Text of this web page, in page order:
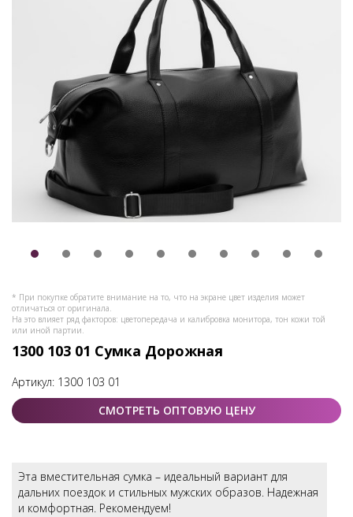
* При покупке обратите внимание на то, что на экране цвет изделия может
отличаться от оригинала.
На это влияет ряд факторов: цветопередача и калибровка монитора, тон кожи той
или иной партии.
1300 103 01 Сумка Дорожная
Артикул: 1300 103 01
СМОТРЕТЬ ОПТОВУЮ ЦЕНУ
Эта вместительная сумка – идеальный вариант для
дальних поездок и стильных мужских образов. Надежная
и комфортная. Рекомендуем!